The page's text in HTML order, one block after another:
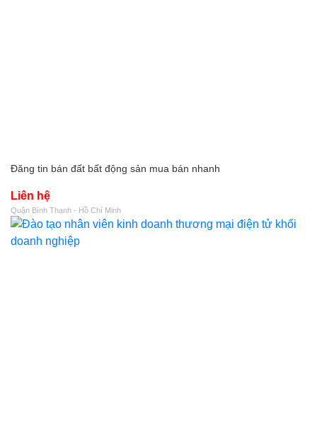
Đăng tin bán đất bất động sản mua bán nhanh
Liên hệ
Quận Bình Thạnh - Hồ Chí Minh